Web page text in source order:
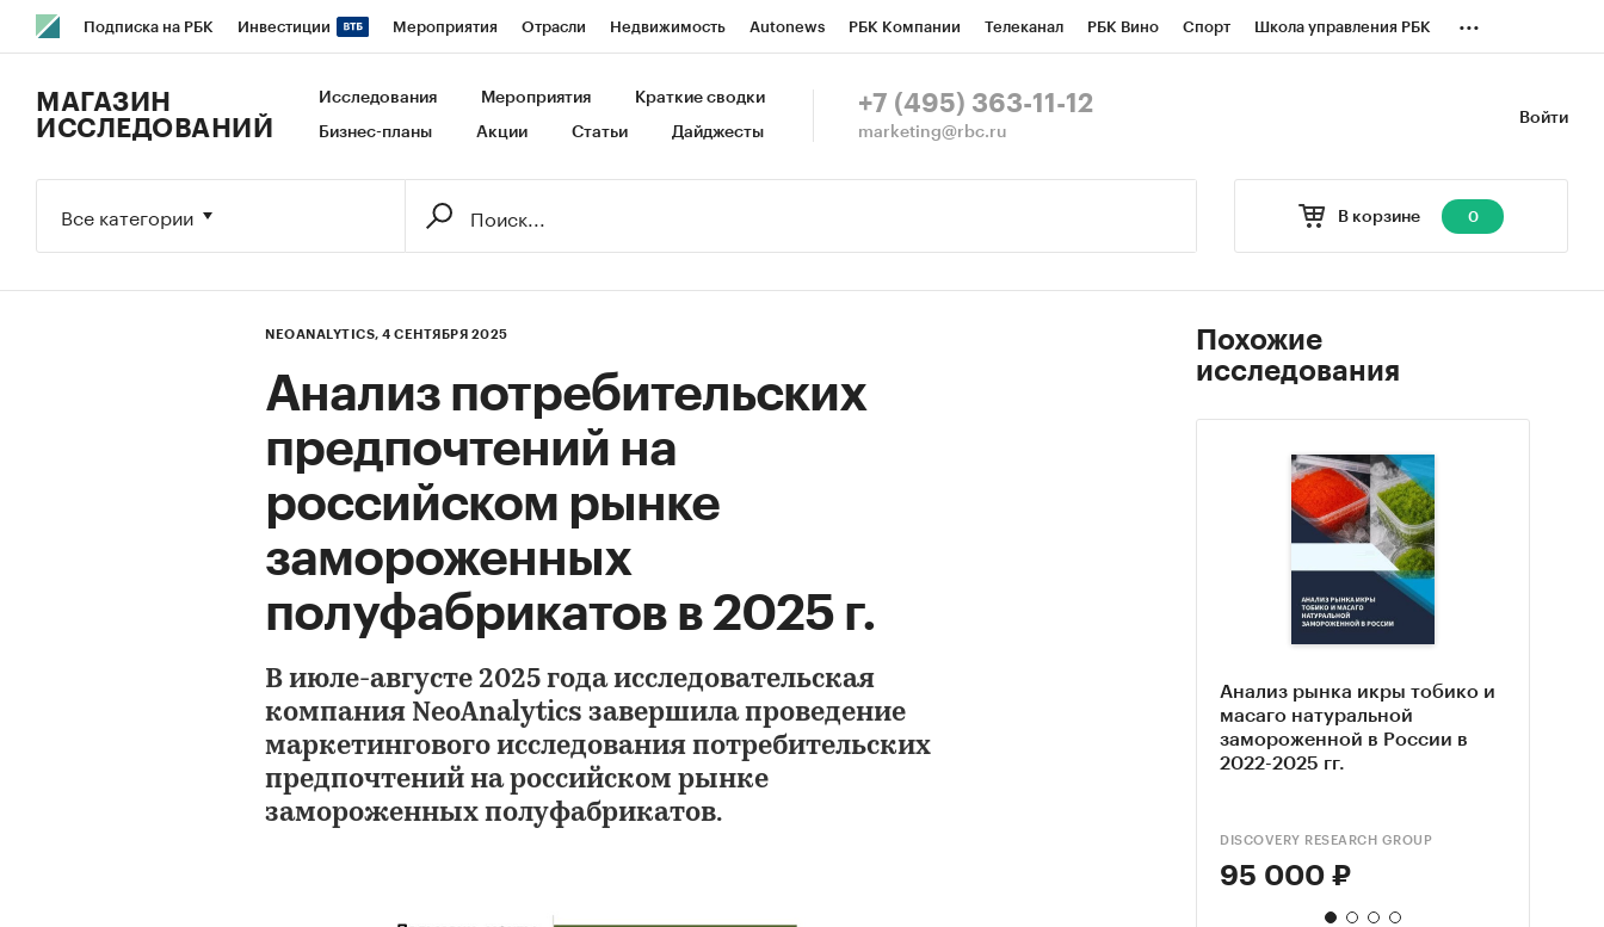
Подписка на РБК Инвестиции Мероприятия Отрасли Недвижимость Autonews РБК Компании Телеканал РБК Вино Спорт Школа управления РБК
Исследования Кредитные рейтинги Франшизы Газета Спецпроекты СПб Конференции СПб Спецпроекты
...
Войти
МАГАЗИН
ИССЛЕДОВАНИЙ
Исследования Мероприятия Краткие сводки
Бизнес-планы Акции Статьи Дайджесты
+7 (495) 363-11-12
marketing@rbc.ru
В корзине 0
Все категории
NEOANALYTICS, 4 СЕНТЯБРЯ 2025
Анализ потребительских
предпочтений на
российском рынке
замороженных
полуфабрикатов в 2025 г.
В июле-августе 2025 года исследовательская
компания NeoAnalytics завершила проведение
маркетингового исследования потребительских
предпочтений на российском рынке
замороженных полуфабрикатов.
Похожие
исследования
Анализ рынка икры тобико и
масаго натуральной
замороженной в России в
2022-2025 гг.
DISCOVERY RESEARCH GROUP
95 000 ₽